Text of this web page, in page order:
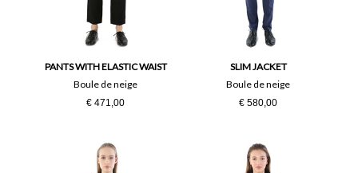
PANTS WITH ELASTIC WAIST
Boule de neige
€ 471,00
SLIM JACKET
Boule de neige
€ 580,00